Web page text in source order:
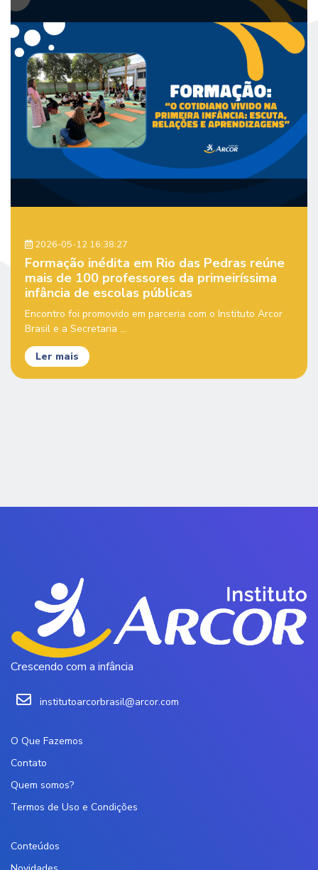
2026-05-12 16:38:27
Formação inédita em Rio das Pedras reúne
mais de 100 professores da primeiríssima
infância de escolas públicas
Encontro foi promovido em parceria com o Instituto Arcor
Brasil e a Secretaria ...
Ler mais
Crescendo com a infância
institutoarcorbrasil@arcor.com
O Que Fazemos
Contato
Quem somos?
Termos de Uso e Condições
Conteúdos